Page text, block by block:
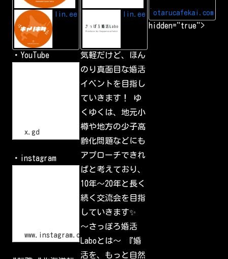
lin.ee
・YouTube
h
t
s
/
/
x
.
g
d
/
p
l
d
x.gd
・instagram
L
o
g
i
n
•
I
n
g
www.instagram.com
r
i
e
lin.ee
気軽だけど、ほん
のり真面目な婚活
イベントを目指し
ていきます！ ゆ
くゆくは、地元小
樽や地方の少子高
齢化問題などにも
アプローチできれ
ばと考えており、
10年〜20年と長く
続く交流会を目指
していきます✨
〜さっぽろ婚活
Laboとは〜 『婚
活を、もっと自然
otarucafekai.com
hidden="true">